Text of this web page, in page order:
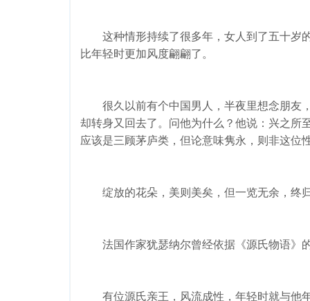
这种情形持续了很多年，女人到了五十岁
比年轻时更加风度翩翩了。
很久以前有个中国男人，半夜里想念朋友
却转身又回去了。问他为什么？他说：兴之所
应该是三顾茅庐类，但论意味隽永，则非这位
绽放的花朵，美则美矣，但一览无余，终
法国作家犹瑟纳尔曾经依据《源氏物语》
有位源氏亲王，风流成性，年轻时就与他